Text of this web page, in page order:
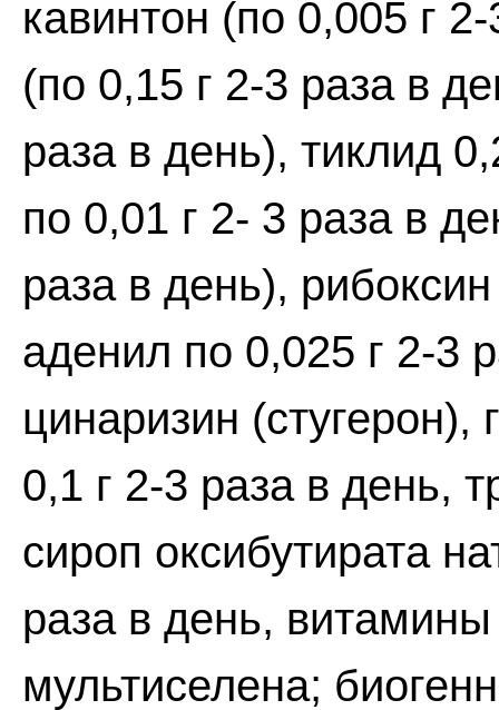
кавинтон (по 0,005 г
(по 0,15 г 2-3 раза в
раза в день), тиклид
по 0,01 г 2- 3 раза в
раза в день),
аденил по 0,025 г 2-3
цинаризин (стугерон),
0,1 г 2-3 раза в день,
сироп оксибутирата
раза в день,
мультиселена;